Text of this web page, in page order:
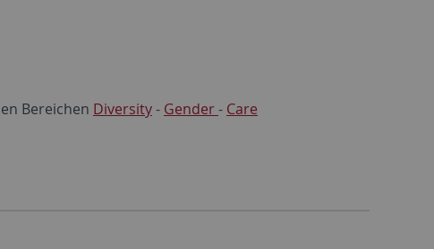
Bereichen Diversity- Gender- Care